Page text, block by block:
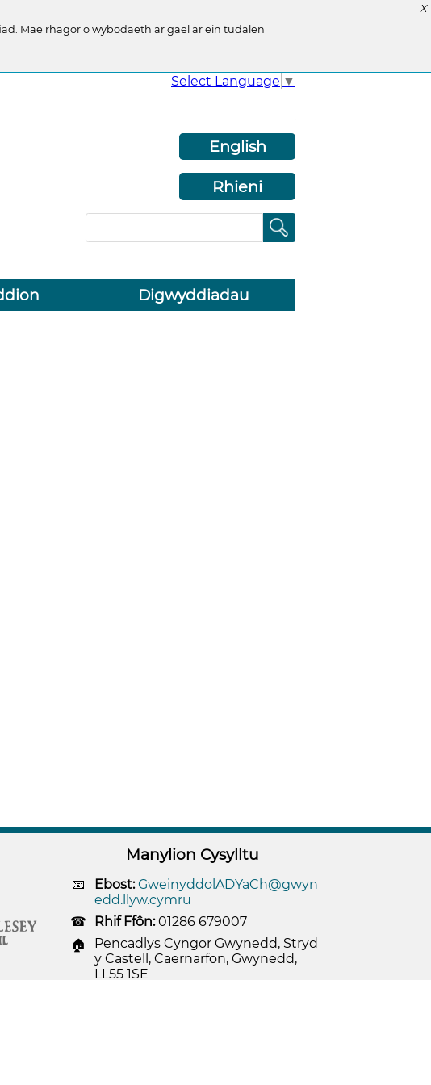
X
Mae rhagor o wybodaeth ar gael ar ein tudalen
Select Language ▼
English
Rhieni
Digwyddiadau
Manylion Cysylltu
Ebost: GweinyddolADYaCh@gwyn
edd.llyw.cymru
Rhif Ffôn:01286 679007
Pencadlys Cyngor Gwynedd, Stryd
y Castell, Caernarfon, Gwynedd,
LL55 1SE